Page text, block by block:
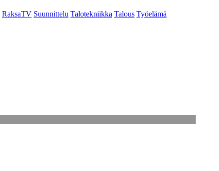
RaksaTV Suunnittelu Talotekniikka Talous Työelämä